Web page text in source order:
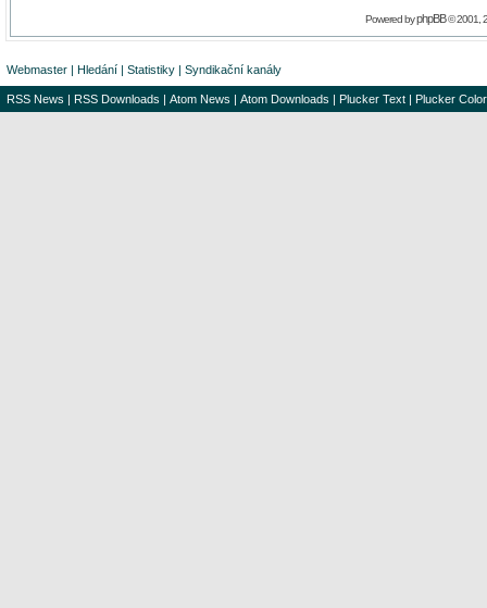
Powered byphpBB© 2001,
Webmaster | Hledání | Statistiky | Syndikační kanály
RSS News | RSS Downloads | Atom News | Atom Downloads | Plucker Text | Plucker Color